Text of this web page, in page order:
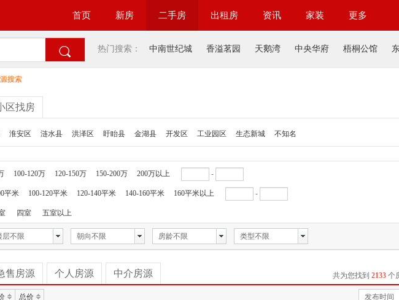
首页 新房 二手房 出租房 资讯 家装 更多
 热门搜索： 中南世纪城 香溢茗园 天鹅湾 中央华府 梧桐公馆
搜索
区找房
淮安区 涟水县 洪泽区 盱眙县 金湖县 开发区 工业园区 生态新城 不知名
100-120万 120-150万 150-200万 200万以上 -
平米 100-120平米 120-140平米 140-160平米 160平米以上 -
四室 五室以上
层不限 朝向不限 房龄不限 类型不限
共为您找到 2133 个
售房源 个人房源 中介房源
发布时间
总价